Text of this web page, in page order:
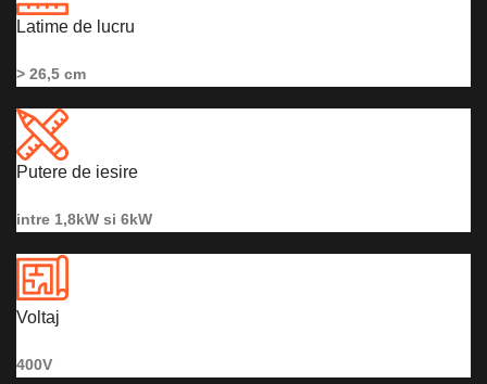
Latime de lucru
> 26,5 cm
Putere de iesire
intre 1,8kW si 6kW
Voltaj
400V